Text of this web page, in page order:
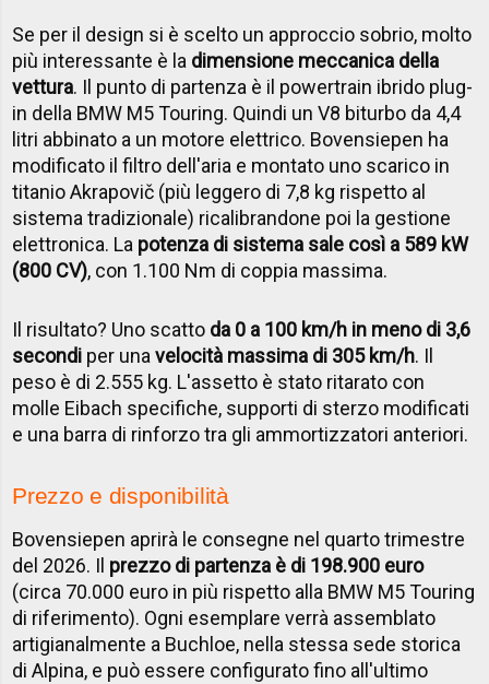
Se per il design si è scelto un approccio sobrio, molto
più interessante è la dimensione meccanica della
vettura. Il punto di partenza è il powertrain ibrido plug-
in della BMW M5 Touring. Quindi un V8 biturbo da 4,4
litri abbinato a un motore elettrico. Bovensiepen ha
modificato il filtro dell'aria e montato uno scarico in
titanio Akrapovič (più leggero di 7,8 kg rispetto al
sistema tradizionale) ricalibrandone poi la gestione
elettronica. La potenza di sistema sale così a 589 kW
(800 CV), con 1.100 Nm di coppia massima.
Il risultato? Uno scatto da 0 a 100 km/h in meno di 3,6
secondi per unavelocità massima di 305 km/h. Il
peso è di 2.555 kg. L'assetto è stato ritarato con
molle Eibach specifiche, supporti di sterzo modificati
e una barra di rinforzo tra gli ammortizzatori anteriori.
Prezzo e disponibilità
Bovensiepen aprirà le consegne nel quarto trimestre
del 2026. Il prezzo di partenza è di 198.900 euro
(circa 70.000 euro in più rispetto alla BMW M5 Touring
di riferimento). Ogni esemplare verrà assemblato
artigianalmente a Buchloe, nella stessa sede storica
di Alpina, e può essere configurato fino all'ultimo